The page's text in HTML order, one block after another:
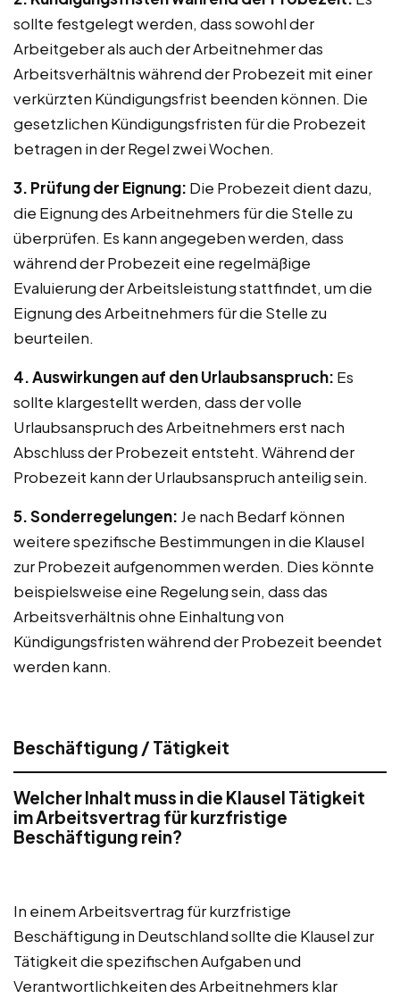
sollte festgelegt werden, dass sowohl der
Arbeitgeber als auch der Arbeitnehmer das
Arbeitsverhältnis während der Probezeit mit einer
verkürzten Kündigungsfrist beenden können. Die
gesetzlichen Kündigungsfristen für die Probezeit
betragen in der Regel zwei Wochen.
3. Prüfung der Eignung: Die Probezeit dient dazu,
die Eignung des Arbeitnehmers für die Stelle zu
überprüfen. Es kann angegeben werden, dass
während der Probezeit eine regelmäßige
Evaluierung der Arbeitsleistung stattfindet, um die
Eignung des Arbeitnehmers für die Stelle zu
beurteilen.
4. Auswirkungen auf den Urlaubsanspruch: Es
sollte klargestellt werden, dass der volle
Urlaubsanspruch des Arbeitnehmers erst nach
Abschluss der Probezeit entsteht. Während der
Probezeit kann der Urlaubsanspruch anteilig sein.
5. Sonderregelungen: Je nach Bedarf können
weitere spezifische Bestimmungen in die Klausel
zur Probezeit aufgenommen werden. Dies könnte
beispielsweise eine Regelung sein, dass das
Arbeitsverhältnis ohne Einhaltung von
Kündigungsfristen während der Probezeit beendet
werden kann.
Beschäftigung / Tätigkeit
Welcher Inhalt muss in die Klausel Tätigkeit
im Arbeitsvertrag für kurzfristige
Beschäftigung rein?
In einem Arbeitsvertrag für kurzfristige
Beschäftigung in Deutschland sollte die Klausel zur
Tätigkeit die spezifischen Aufgaben und
Verantwortlichkeiten des Arbeitnehmers klar